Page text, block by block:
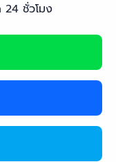
24 ชั่วโมง